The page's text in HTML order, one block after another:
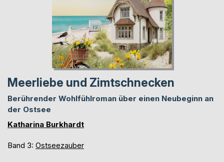
Meerliebe und Zimtschnecken
Berührender Wohlfühlroman über einen Neubeginn an
der Ostsee
Katharina Burkhardt
Band 3: Ostseezauber